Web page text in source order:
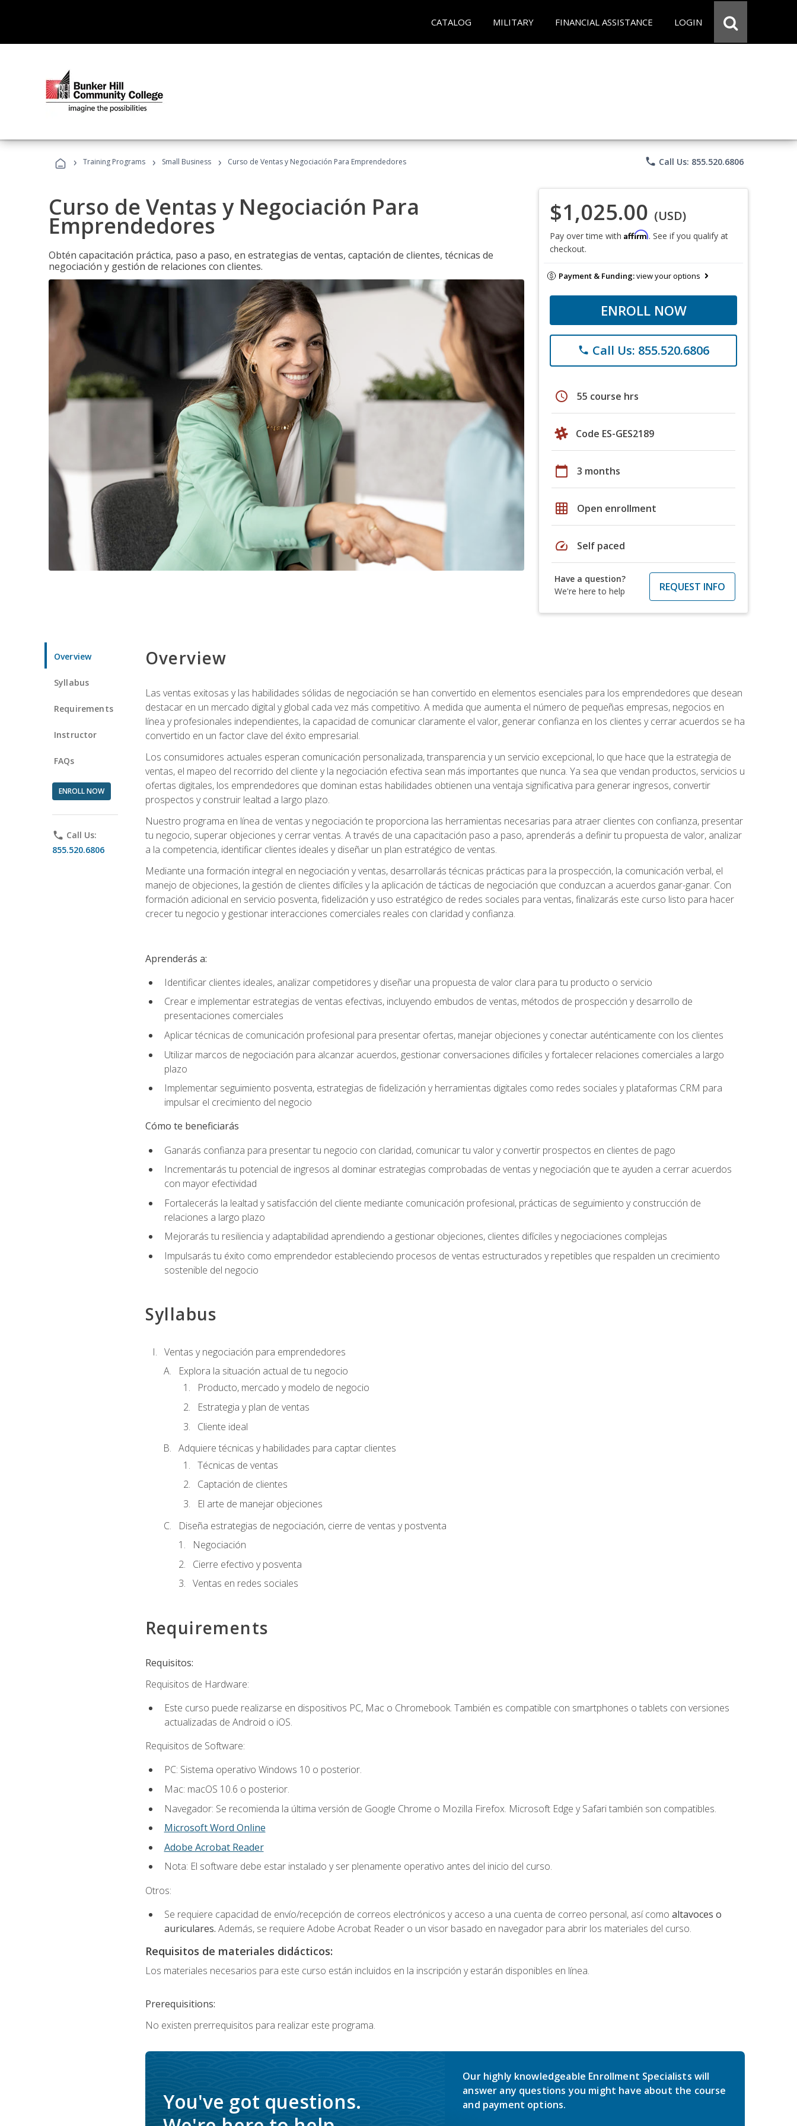
CATALOG MILITARY FINANCIAL ASSISTANCE LOGIN
› Training Programs › Small Business › Curso de Ventas y Negociación Para Emprendedores phone Call Us: 855.520.6806
Curso de Ventas y Negociación Para
Emprendedores
Obtén capacitación práctica, paso a paso, en estrategias de ventas, captación de clientes, técnicas de
negociación y gestión de relaciones con clientes.
$1,025.00 (USD)
Pay over time with Affirm. See if you qualify at
checkout.
Payment & Funding:view your options
ENROLL NOW
phone Call Us: 855.520.6806
schedule 55 course hrs
Code ES-GES2189
calendar_today 3 months
grid_on Open enrollment
speed Self paced
Have a question?
We're here to help
REQUEST INFO
Overview
Syllabus
Requirements
Instructor
FAQs
ENROLL NOW
phone Call Us:
855.520.6806
Overview
Las ventas exitosas y las habilidades sólidas de negociación se han convertido en elementos esenciales para los emprendedores que desean
destacar en un mercado digital y global cada vez más competitivo. A medida que aumenta el número de pequeñas empresas, negocios en
línea y profesionales independientes, la capacidad de comunicar claramente el valor, generar confianza en los clientes y cerrar acuerdos se ha
convertido en un factor clave del éxito empresarial.
Los consumidores actuales esperan comunicación personalizada, transparencia y un servicio excepcional, lo que hace que la estrategia de
ventas, el mapeo del recorrido del cliente y la negociación efectiva sean más importantes que nunca. Ya sea que vendan productos, servicios u
ofertas digitales, los emprendedores que dominan estas habilidades obtienen una ventaja significativa para generar ingresos, convertir
prospectos y construir lealtad a largo plazo.
Nuestro programa en línea de ventas y negociación te proporciona las herramientas necesarias para atraer clientes con confianza, presentar
tu negocio, superar objeciones y cerrar ventas. A través de una capacitación paso a paso, aprenderás a definir tu propuesta de valor, analizar
a la competencia, identificar clientes ideales y diseñar un plan estratégico de ventas.
Mediante una formación integral en negociación y ventas, desarrollarás técnicas prácticas para la prospección, la comunicación verbal, el
manejo de objeciones, la gestión de clientes difíciles y la aplicación de tácticas de negociación que conduzcan a acuerdos ganar-ganar. Con
formación adicional en servicio posventa, fidelización y uso estratégico de redes sociales para ventas, finalizarás este curso listo para hacer
crecer tu negocio y gestionar interacciones comerciales reales con claridad y confianza.
Aprenderás a:
Identificar clientes ideales, analizar competidores y diseñar una propuesta de valor clara para tu producto o servicio
Crear e implementar estrategias de ventas efectivas, incluyendo embudos de ventas, métodos de prospección y desarrollo de
presentaciones comerciales
Aplicar técnicas de comunicación profesional para presentar ofertas, manejar objeciones y conectar auténticamente con los clientes
Utilizar marcos de negociación para alcanzar acuerdos, gestionar conversaciones difíciles y fortalecer relaciones comerciales a largo
plazo
Implementar seguimiento posventa, estrategias de fidelización y herramientas digitales como redes sociales y plataformas CRM para
impulsar el crecimiento del negocio
Cómo te beneficiarás
Ganarás confianza para presentar tu negocio con claridad, comunicar tu valor y convertir prospectos en clientes de pago
Incrementarás tu potencial de ingresos al dominar estrategias comprobadas de ventas y negociación que te ayuden a cerrar acuerdos
con mayor efectividad
Fortalecerás la lealtad y satisfacción del cliente mediante comunicación profesional, prácticas de seguimiento y construcción de
relaciones a largo plazo
Mejorarás tu resiliencia y adaptabilidad aprendiendo a gestionar objeciones, clientes difíciles y negociaciones complejas
Impulsarás tu éxito como emprendedor estableciendo procesos de ventas estructurados y repetibles que respalden un crecimiento
sostenible del negocio
Syllabus
Ventas y negociación para emprendedores
Explora la situación actual de tu negocio
Producto, mercado y modelo de negocio
Estrategia y plan de ventas
Cliente ideal
Adquiere técnicas y habilidades para captar clientes
Técnicas de ventas
Captación de clientes
El arte de manejar objeciones
Diseña estrategias de negociación, cierre de ventas y postventa
Negociación
Cierre efectivo y posventa
Ventas en redes sociales
Requirements
Requisitos:
Requisitos de Hardware:
Este curso puede realizarse en dispositivos PC, Mac o Chromebook. También es compatible con smartphones o tablets con versiones
actualizadas de Android o iOS.
Requisitos de Software:
PC: Sistema operativo Windows 10 o posterior.
Mac: macOS 10.6 o posterior.
Navegador: Se recomienda la última versión de Google Chrome o Mozilla Firefox. Microsoft Edge y Safari también son compatibles.
Microsoft Word Online
Adobe Acrobat Reader
Nota: El software debe estar instalado y ser plenamente operativo antes del inicio del curso.
Otros:
Se requiere capacidad de envío/recepción de correos electrónicos y acceso a una cuenta de correo personal, así como altavoces o
auriculares. Además, se requiere Adobe Acrobat Reader o un visor basado en navegador para abrir los materiales del curso.
Requisitos de materiales didácticos:
Los materiales necesarios para este curso están incluidos en la inscripción y estarán disponibles en línea.
Prerequisitions:
No existen prerrequisitos para realizar este programa.
You've got questions.
Our highly knowledgeable Enrollment Specialists will
answer any questions you might have about the course
and payment options.